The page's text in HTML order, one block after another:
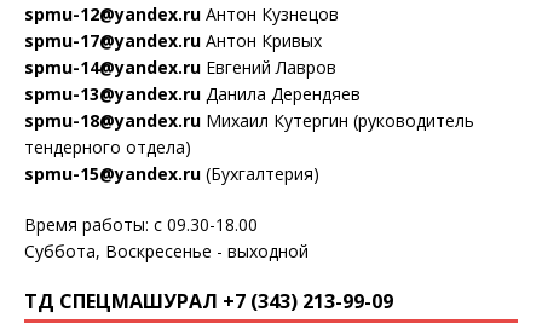
spmu-12@yandex.ru Антон Кузнецов
spmu-17@yandex.ru Антон Кривых
spmu-14@yandex.ru Евгений Лавров
spmu-13@yandex.ru Данила Дерендяев
spmu-18@yandex.ru Михаил Кутергин (руководитель
тендерного отдела)
spmu-15@yandex.ru (Бухгалтерия)
Время работы: с 09.30-18.00
Суббота, Воскресенье - выходной
ТД СПЕЦМАШУРАЛ +7 (343) 213-99-09